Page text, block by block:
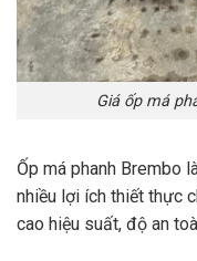
Giá ốp má
Ốp má phanh Brembo
nhiều lợi ích thiết thực
cao hiệu suất, độ an